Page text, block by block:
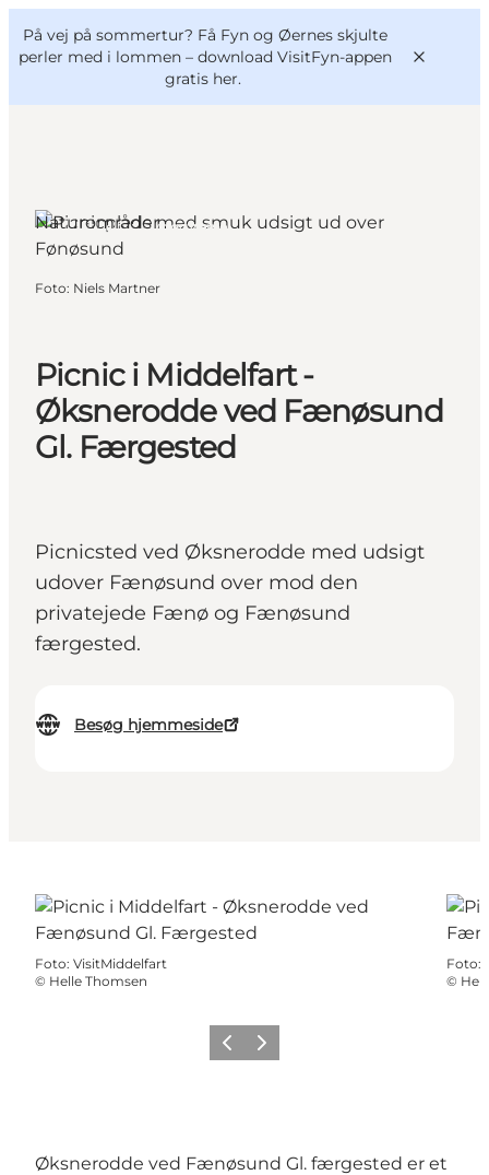
På vej på sommertur? Få Fyn og Øernes skjulte
perler med i lommen – download VisitFyn-appen
gratis her.
Oplevelser
Mad og drikke
Book lokale oplevelser
VisitFyn
Deutsch
Picnic i Middelfart -
Øksnerodde ved Fænøsund
Gl. Færgested
Picnicsted ved Øksnerodde med udsigt
udover Fænøsund over mod den
privatejede Fænø og Fænøsund
færgested.
Besøg hjemmeside
Middelfart, Fyn og øerne
Naturområder
Foto: Niels Martner
Foto: VisitMiddelfart
© Helle Thomsen
Foto:
©
ForrigeNæste
Øksnerodde ved Fænøsund Gl. færgested er et